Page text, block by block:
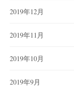
2019年12月
2019年11月
2019年10月
2019年9月